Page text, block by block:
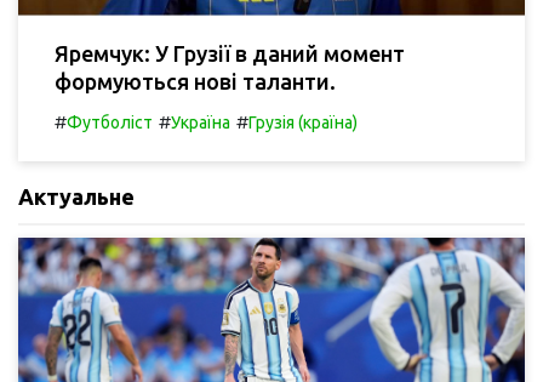
Яремчук: У Грузії в даний момент
формуються нові таланти.
#Футболіст #Україна #Грузія (країна)
Актуальне